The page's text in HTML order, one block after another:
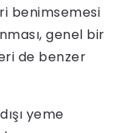
benimsemesi
genel bir
de benzer
yeme